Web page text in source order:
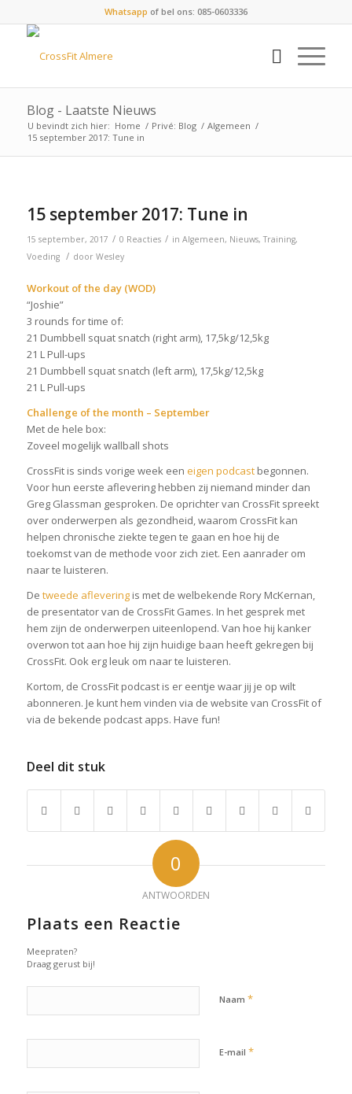
Whatsapp of bel ons: 085-0603336
Blog - Laatste Nieuws
U bevindt zich hier: Home / Privé: Blog / Algemeen /
15 september 2017: Tune in
15 september 2017: Tune in
15 september, 2017 / 0 Reacties / in Algemeen, Nieuws,Training,
Voeding
/ door Wesley
Workout of the day (WOD)
“Joshie”
3 rounds for time of:
21 Dumbbell squat snatch (right arm), 17,5kg/12,5kg
21 L Pull-ups
21 Dumbbell squat snatch (left arm), 17,5kg/12,5kg
21 L Pull-ups
Challenge of the month – September
Met de hele box:
Zoveel mogelijk wallball shots
CrossFit is sinds vorige week een eigen podcastbegonnen.
Voor hun eerste aflevering hebben zij niemand minder dan
Greg Glassman gesproken. De oprichter van CrossFit spreekt
over onderwerpen als gezondheid, waarom CrossFit kan
helpen chronische ziekte tegen te gaan en hoe hij de
toekomst van de methode voor zich ziet. Een aanrader om
naar te luisteren.
De tweede afleveringis met de welbekende Rory McKernan,
de presentator van de CrossFit Games. In het gesprek met
hem zijn de onderwerpen uiteenlopend. Van hoe hij kanker
overwon tot aan hoe hij zijn huidige baan heeft gekregen bij
CrossFit. Ook erg leuk om naar te luisteren.
Kortom, de CrossFit podcast is er eentje waar jij je op wilt
abonneren. Je kunt hem vinden via de website van CrossFit of
via de bekende podcast apps. Have fun!
Deel dit stuk
0
ANTWOORDEN
Plaats een Reactie
Meepraten?
Draag gerust bij!
Naam *
E-mail *